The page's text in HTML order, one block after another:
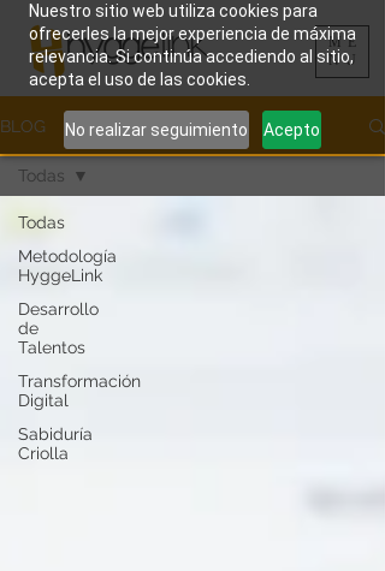
Nuestro sitio web utiliza cookies para
ofrecerles la mejor experiencia de máxima
relevancia. Si continúa accediendo al sitio,
acepta el uso de las cookies.
No realizar seguimiento Acepto
ME
NU
BLOG
Todas
Metodología
HyggeLink
Desarrollo
de
Talentos
Transformación
Digital
Sabiduría
Criolla
Todas